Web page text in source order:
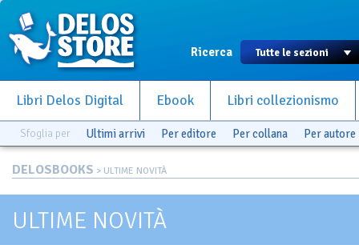
Ricerca
Libri Delos Digital Ebook Libri collezionismo
Sfoglia per Ultimi arrivi Per editore Per collana Per autore
DELOSBOOKS > ULTIME NOVITÀ
ULTIME NOVITÀ